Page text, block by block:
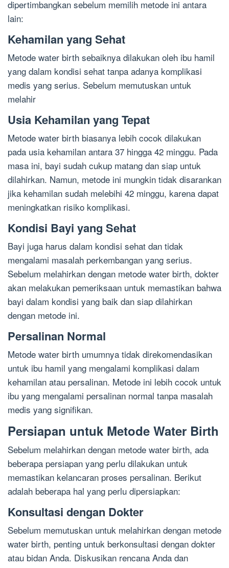
dipertimbangkan sebelum memilih metode ini antara
lain:
Kehamilan yang Sehat
Metode water birth sebaiknya dilakukan oleh ibu hamil
yang dalam kondisi sehat tanpa adanya komplikasi
medis yang serius. Sebelum memutuskan untuk
melahir
Usia Kehamilan yang Tepat
Metode water birth biasanya lebih cocok dilakukan
pada usia kehamilan antara 37 hingga 42 minggu. Pada
masa ini, bayi sudah cukup matang dan siap untuk
dilahirkan. Namun, metode ini mungkin tidak disarankan
jika kehamilan sudah melebihi 42 minggu, karena dapat
meningkatkan risiko komplikasi.
Kondisi Bayi yang Sehat
Bayi juga harus dalam kondisi sehat dan tidak
mengalami masalah perkembangan yang serius.
Sebelum melahirkan dengan metode water birth, dokter
akan melakukan pemeriksaan untuk memastikan bahwa
bayi dalam kondisi yang baik dan siap dilahirkan
dengan metode ini.
Persalinan Normal
Metode water birth umumnya tidak direkomendasikan
untuk ibu hamil yang mengalami komplikasi dalam
kehamilan atau persalinan. Metode ini lebih cocok untuk
ibu yang mengalami persalinan normal tanpa masalah
medis yang signifikan.
Persiapan untuk Metode Water Birth
Sebelum melahirkan dengan metode water birth, ada
beberapa persiapan yang perlu dilakukan untuk
memastikan kelancaran proses persalinan. Berikut
adalah beberapa hal yang perlu dipersiapkan:
Konsultasi dengan Dokter
Sebelum memutuskan untuk melahirkan dengan metode
water birth, penting untuk berkonsultasi dengan dokter
atau bidan Anda. Diskusikan rencana Anda dan